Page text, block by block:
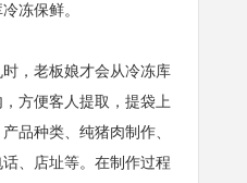
冻保鲜。
，老板娘才会从冷冻库
方便客人提取，提袋上
品种类、纯猪肉制作、
、店址等。在制作过程